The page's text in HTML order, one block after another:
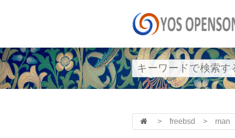
> freebsd > man